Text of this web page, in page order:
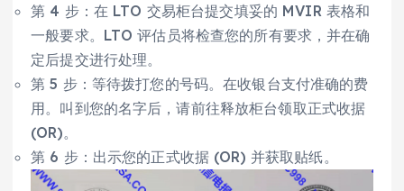
第 4 步：在 LTO 交易柜台提交填妥的 MVIR 表格和
一般要求。LTO 评估员将检查您的所有要求，并在确
定后提交进行处理。
第 5 步：等待拨打您的号码。在收银台支付准确的费
用。叫到您的名字后，请前往释放柜台领取正式收据
(OR)。
第 6 步：出示您的正式收据 (OR) 并获取贴纸。